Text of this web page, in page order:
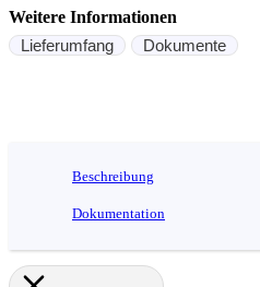
Weitere Informationen
Lieferumfang
Dokumente
Beschreibung
Dokumentation